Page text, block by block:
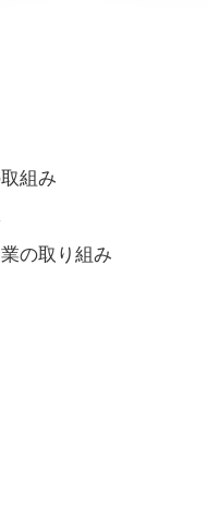
組み
の取り組み